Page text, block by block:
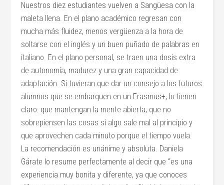
Nuestros diez estudiantes vuelven a Sangüesa con la
maleta llena. En el plano académico regresan con
mucha más fluidez, menos vergüenza a la hora de
soltarse con el inglés y un buen puñado de palabras en
italiano. En el plano personal, se traen una dosis extra
de autonomía, madurez y una gran capacidad de
adaptación. Si tuvieran que dar un consejo a los futuros
alumnos que se embarquen en un Erasmus+, lo tienen
claro: que mantengan la mente abierta, que no
sobrepiensen las cosas si algo sale mal al principio y
que aprovechen cada minuto porque el tiempo vuela.
La recomendación es unánime y absoluta. Daniela
Gárate lo resume perfectamente al decir que “es una
experiencia muy bonita y diferente, ya que conoces